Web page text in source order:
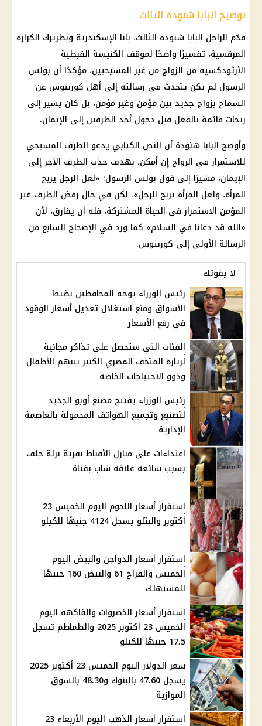
توضيح البابا شنودة الثالث
قدّم الراحل البابا شنودة الثالث، بابا الإسكندرية وبطريرك الكرازة
المرقسية، تفسيرًا واضحًا لموقف الكنيسة القبطية
الأرثوذكسية من الزواج من غير المسيحيين، مؤكدًا أن بولس
الرسول لم يكن يتحدث في رسالته إلى أهل كورنثوس عن
السماح بزواج جديد بين مؤمن وغير مؤمن، بل كان يشير إلى
زيجات قائمة بالفعل قبل دخول أحد الطرفين إلى الإيمان.
وأوضح البابا شنودة أن النص الكتابي يدعو الطرف المسيحي
للاستمرار في الزواج إن أمكن، بهدف جذب الطرف الآخر إلى
الإيمان، مشيرًا إلى قول بولس الرسول: «لعل الرجل يربح
المرأة، ولعل المرأة تربح الرجل». لكن في حال رفض الطرف غير
المؤمن الاستمرار في الحياة المشتركة، فله أن يفارق، لأن
«الله قد دعانا في السلام» كما ورد في الإصحاح السابع من
الرسالة الأولى إلى كورنثوس.
لا يفوتك
رئيس الوزراء يوجه المحافظين بضبط
الأسواق ومنع استغلال تعديل أسعار الوقود
في رفع الأسعار
الفئات التي ستحصل على تذاكر مجانية
لزيارة المتحف المصري الكبير بينهم الأطفال
وذوو الاحتياجات الخاصة
رئيس الوزراء يفتتح مصنع أوبو الجديد
لتصنيع وتجميع الهواتف المحمولة بالعاصمة
الإدارية
اعتداءات على منازل الأقباط بقرية نزلة جلف
بسبب شائعة علاقة شاب بفتاة
استقرار أسعار اللحوم اليوم الخميس 23
أكتوبر والبتلو يسجل 4124 جنيهًا للكيلو
استقرار أسعار الدواجن والبيض اليوم
الخميس والفراخ 61 والبيض 160 جنيهًا
للمستهلك
استقرار أسعار الخضروات والفاكهة اليوم
الخميس 23 أكتوبر 2025 والطماطم تسجل
17.5 جنيهًا للكيلو
سعر الدولار اليوم الخميس 23 أكتوبر 2025
يسجل 47.60 بالبنوك و48.30 بالسوق
الموازية
استقرار أسعار الذهب اليوم الأربعاء 23